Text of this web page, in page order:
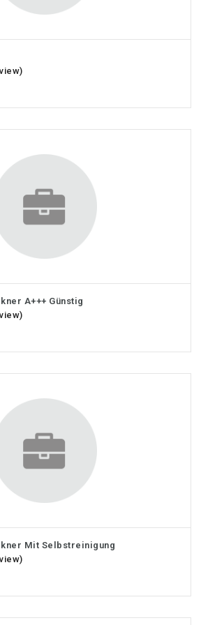
A+++ Günstig
Mit Selbstreinigung